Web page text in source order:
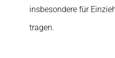
insbesondere für
tragen.